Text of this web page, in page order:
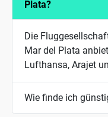
Plata?
Die
Mar del Plata
Lufthansa, Arajet
Wie finde ich